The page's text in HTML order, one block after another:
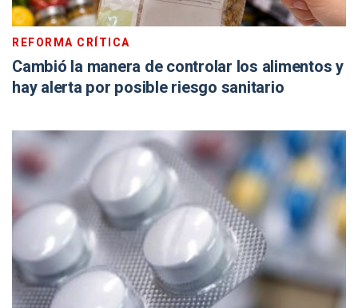
REFORMA CRÍTICA
Cambió la manera de controlar los alimentos y
hay alerta por posible riesgo sanitario